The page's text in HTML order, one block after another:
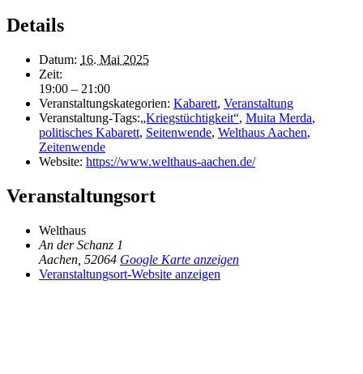
Details
Datum: 16. Mai 2025
Zeit:
19:00 – 21:00
Veranstaltungskategorien: Kabarett, Veranstaltung
Veranstaltung-Tags:„Kriegstüchtigkeit“, Muita Merda,
politisches Kabarett, Seitenwende, Welthaus Aachen,
Zeitenwende
Website: https://www.welthaus-aachen.de/
Veranstaltungsort
Welthaus
An der Schanz 1
Aachen 52064 Google Karte anzeigen
Veranstaltungsort-Website anzeigen